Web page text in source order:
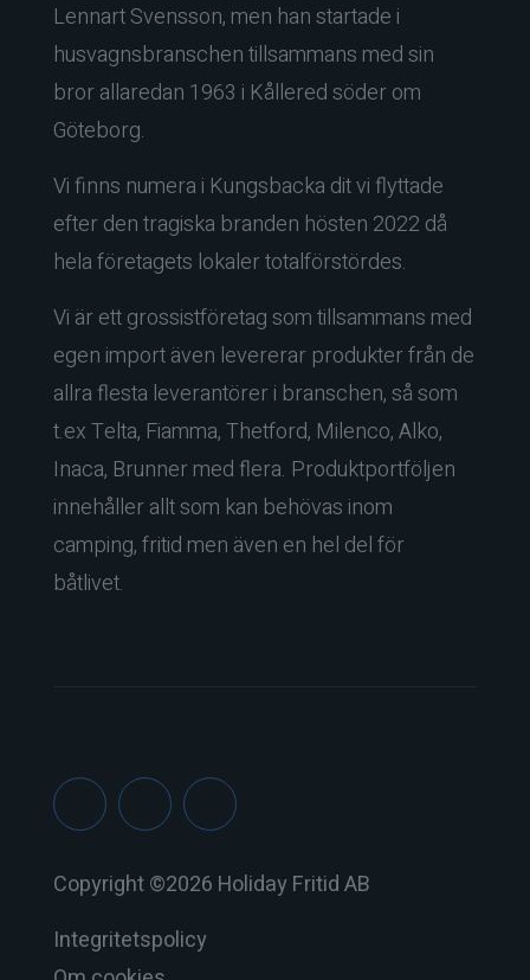
Lennart Svensson, men han startade i
husvagnsbranschen tillsammans med sin
bror allaredan 1963 i Kållered söder om
Göteborg.
Vi finns numera i Kungsbacka dit vi flyttade
efter den tragiska branden hösten 2022 då
hela företagets lokaler totalförstördes.
Vi är ett grossistföretag som tillsammans med
egen import även levererar produkter från de
allra flesta leverantörer i branschen, så som
t.ex Telta, Fiamma, Thetford, Milenco, Alko,
Inaca, Brunner med flera. Produktportföljen
innehåller allt som kan behövas inom
camping, fritid men även en hel del för
båtlivet.
Copyright ©2026 Holiday Fritid AB
Integritetspolicy